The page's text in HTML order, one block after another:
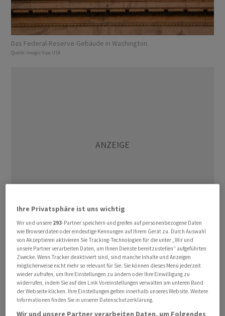
Das Federal-Reserve-Gebäude in Washington.
Quelle: imago/Sipa USA
Der Präsident der regionalen Notenbank von New York,
John Williams, sagte am Mittwoch dem Sender CNBC, es
sei wahrscheinlich, dass die Zinsen irgendwann nach
unten gehen könnten. Die Währungshüter müssten
jedoch die Daten zur Konjunktur abwarten, um zu
entscheiden, ob eine Senkung am 17. September
angebracht sei. Die Risiken seien ausgeglichener: «Wir
Ihre Privatsphäre ist uns wichtig
Wir und unsere 293-Partner speichern und greifen auf personenbezogene Daten
wie Browserdaten oder eindeutige Kennungen auf Ihrem Gerät zu. Durch Auswahl
von Akzeptieren aktivieren Sie Tracking-Technologien für die unter „Wir und
unsere Partner verarbeiten Daten, um Ihnen Dienste bereitzustellen“ aufgeführten
Zwecke. Wenn Tracker deaktiviert sind, sind manche Inhalte und Anzeigen
möglicherweise nicht mehr so relevant für Sie. Sie können dieses Menü jederzeit
wieder aufrufen, um Ihre Einstellungen zu ändern oder Ihre Einwilligung zu
widerrufen, indem Sie auf den Link Voreinstellungen verwalten am unteren Rand
der Webseite klicken. Ihre Einstellungen gelten innerhalb unseres Website. Weitere
Informationen finden Sie in unserer Datenschutzerklärung.
Wir und unsere Partner verarbeiten Daten, um Folgendes